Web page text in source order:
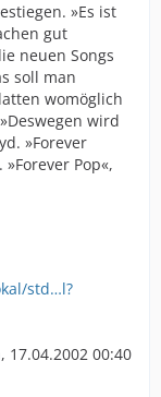
»Es ist
gut
neuen Songs
soll man
womöglich
wird
»Forever
Pop«,
std…l?
00:40